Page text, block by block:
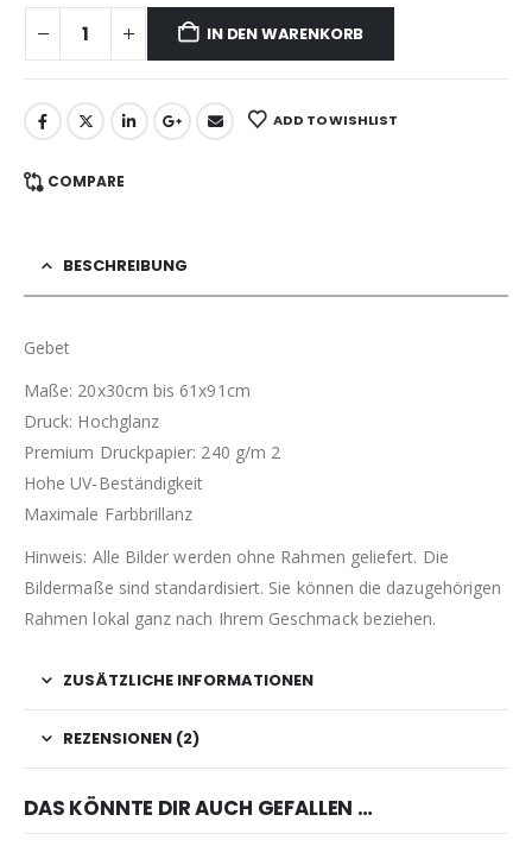
IN DEN WARENKORB
ADD TO WISHLIST
COMPARE
BESCHREIBUNG
Gebet
Maße: 20x30cm bis 61x91cm
Druck: Hochglanz
Premium Druckpapier: 240 g/m 2
Hohe UV-Beständigkeit
Maximale Farbbrillanz
Hinweis: Alle Bilder werden ohne Rahmen geliefert. Die
Bildermaße sind standardisiert. Sie können die dazugehörigen
Rahmen lokal ganz nach Ihrem Geschmack beziehen.
ZUSÄTZLICHE INFORMATIONEN
REZENSIONEN (2)
DAS KÖNNTE DIR AUCH GEFALLEN …